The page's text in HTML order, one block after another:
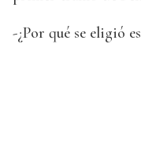
-¿Por qué se eligió